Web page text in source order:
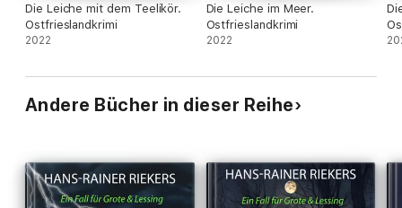
Die Leiche mit dem Teelikör.
Ostfrieslandkrimi
2022
Die Leiche im Meer.
Ostfrieslandkrimi
2022
Andere Bücher in dieser Reihe